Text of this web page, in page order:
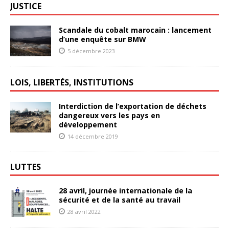
JUSTICE
Scandale du cobalt marocain : lancement
d’une enquête sur BMW
5 décembre 2023
LOIS, LIBERTÉS, INSTITUTIONS
Interdiction de l’exportation de déchets
dangereux vers les pays en
développement
14 décembre 2019
LUTTES
28 avril, journée internationale de la
sécurité et de la santé au travail
28 avril 2022